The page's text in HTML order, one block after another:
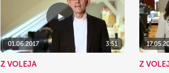
01.06.2017 3:51
Z VOLEJA Z